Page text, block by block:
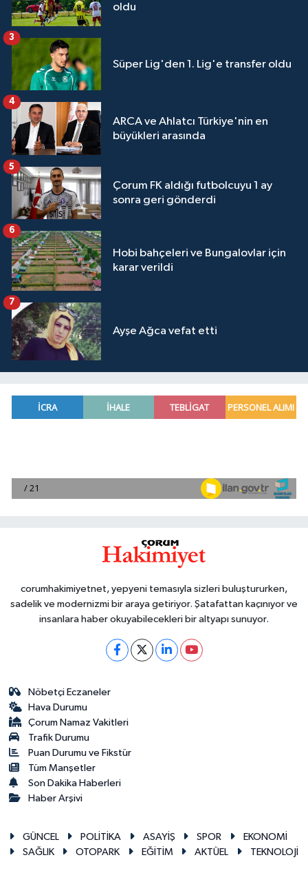
oldu
Süper Lig'den 1. Lig'e transfer oldu
3
ARCA ve Ahlatcı Türkiye'nin en
büyükleri arasında
4
Çorum FK aldığı futbolcuyu 1 ay
sonra geri gönderdi
5
Hobi bahçeleri ve Bungalovlar için
karar verildi
6
Ayşe Ağca vefat etti
7
corumhakimiyetnet, yepyeni temasıyla sizleri buluştururken,
sadelik ve modernizmi bir araya getiriyor. Şatafattan kaçınıyor ve
insanlara haber okuyabilecekleri bir altyapı sunuyor.
Nöbetçi Eczaneler
Hava Durumu
Çorum Namaz Vakitleri
Trafik Durumu
Puan Durumu ve Fikstür
Tüm Manşetler
Son Dakika Haberleri
Haber Arşivi
GÜNCEL POLİTİKA ASAYİŞ SPOR
EKONOMİ
SAĞLIK
OTOPARK EĞİTİM AKTÜEL TEKNOLOJİ